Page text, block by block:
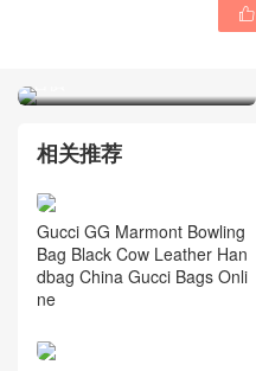

GUCCI古馳是那個國家生產
相关推荐
Gucci GG Marmont Bowling
Bag Black Cow Leather Han
dbag China Gucci Bags Onli
ne